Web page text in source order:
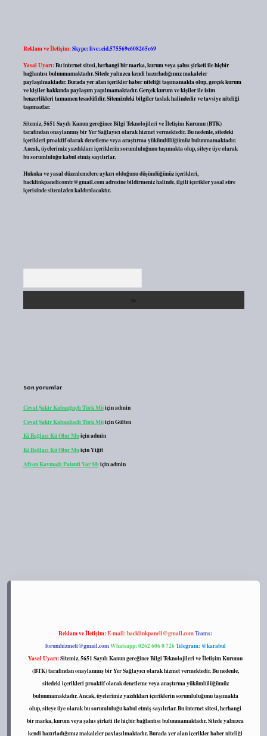
Reklam ve İletişim:Skype: live:.cid.575569c608265c69
Yasal Uyarı:Bu internet sitesi, herhangi bir marka, kurum veya şahıs şirketi ile hiçbir
bağlantısı bulunmamaktadır. Sitede yalnızca kendi hazırladığımız makaleler
paylaşılmaktadır. Burada yer alan içerikler haber niteliği taşımamakta olup, gerçek kurum
ve kişiler hakkında paylaşım yapılmamaktadır. Gerçek kurum ve kişiler ile isim
benzerlikleri tamamen tesadüfidir. Sitemizdeki bilgiler taslak halindedir ve tavsiye niteliği
taşımazlar.
Sitemiz, 5651 Sayılı Kanun gereğince Bilgi Teknolojileri ve İletişim Kurumu (BTK)
tarafından onaylanmış bir Yer Sağlayıcı olarak hizmet vermektedir. Bu nedenle, sitedeki
içerikleri proaktif olarak denetleme veya araştırma yükümlülüğümüz bulunmamaktadır.
Ancak, üyelerimiz yazdıkları içeriklerin sorumluluğunu taşımakta olup, siteye üye olarak
bu sorumluluğu kabul etmiş sayılırlar.
Hukuka ve yasal düzenlemelere aykırı olduğunu düşündüğünüz içerikleri,
backlinkpanelicomtr@gmail.comadresine bildirmeniz halinde, ilgili içerikler yasal süre
içerisinde sitemizden kaldırılacaktır.
Son yorumlar
Cevat Şakir Kabaağaçlı Türk Müiçinadmin
Cevat Şakir Kabaağaçlı Türk MüiçinGülten
Ki Bağlacı Kü Olur Muiçinadmin
Ki Bağlacı Kü Olur MuiçinYiğit
Afyon Kaymağı Patenti Var Mı içinadmin
Reklam ve İletişim:E-mail:backlinkpaneli@gmail.comTeams:
forumhizmeti@gmail.comWhatsapp: 0262 606 0 726Telegram: @karabul
Yasal Uyarı:Sitemiz, 5651 Sayılı Kanun gereğince Bilgi Teknolojileri ve İletişim Kurumu
(BTK) tarafından onaylanmış bir Yer Sağlayıcı olarak hizmet vermektedir. Bu nedenle,
sitedeki içerikleri proaktif olarak denetleme veya araştırma yükümlülüğümüz
bulunmamaktadır. Ancak, üyelerimiz yazdıkları içeriklerin sorumluluğunu taşımakta
olup, siteye üye olarak bu sorumluluğu kabul etmiş sayılırlar. Bu internet sitesi, herhangi
bir marka, kurum veya şahıs şirketi ile hiçbir bağlantısı bulunmamaktadır. Sitede yalnızca
kendi hazırladığımız makaleler paylaşılmaktadır. Burada yer alan içerikler haber niteliği